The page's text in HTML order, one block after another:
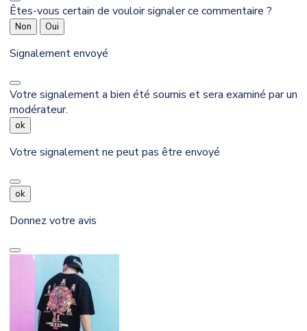
Êtes-vous certain de vouloir signaler ce commentaire ?
Non Oui
Signalement envoyé
Votre signalement a bien été soumis et sera examiné par un
modérateur.
ok
Votre signalement ne peut pas être envoyé
ok
Donnez votre avis